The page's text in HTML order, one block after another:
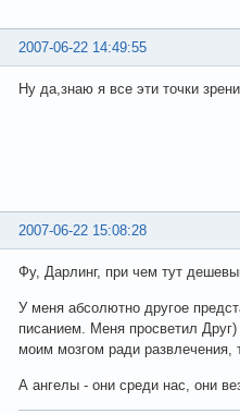
2007-06-22 14:49:55
Ну да,знаю я все эти точки
2007-06-22 15:08:28
Фу, Дарлинг, при чем тут
У меня абсолютно другое
писанием. Меня просветил
моим мозгом ради развлечения,
А ангелы - они среди нас, они